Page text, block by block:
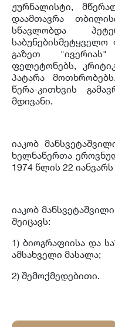
ჟურნალისტი,
დაამთავრა
სწავლობდა
გაზეთ
ფელეტონებს,
პატარა
წერა-კითხვის
მდივანი.
იაკობ
ხელნაწერთა
1974 წლის 22
იაკობ
შეიცავს:
1) ბიოგრაფიისა და
ამსახველი მასალა;
2) შემოქმედებითი.